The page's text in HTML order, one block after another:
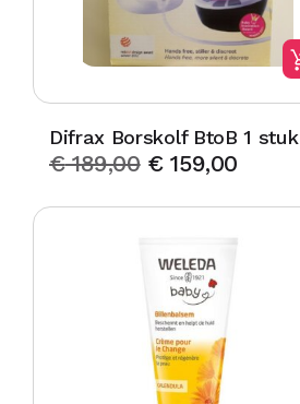
Difrax Borskolf BtoB 1 stuk
€189,00 €159,00